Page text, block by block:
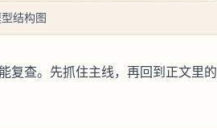
结构图
复查。先抓住主线，再回到正文里的